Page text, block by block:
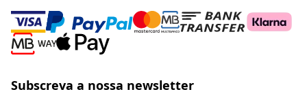
Subscreva a nossa newsletter